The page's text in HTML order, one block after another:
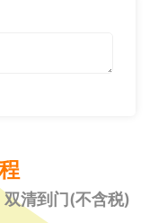
清到门(不含税)